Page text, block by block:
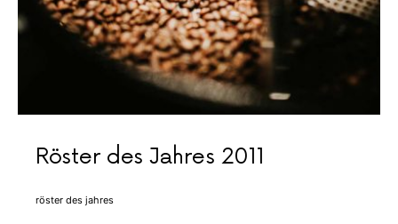
Röster des Jahres 2011
röster des jahres